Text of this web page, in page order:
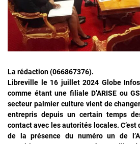
La rédaction (066867376).
Libreville le 16 juillet 2024 Globe
comme étant une filiale D’ARISE ou
secteur palmier culture vient de
entrepris depuis un certain temps
contact avec les autorités locales.
de la présence du numéro un de